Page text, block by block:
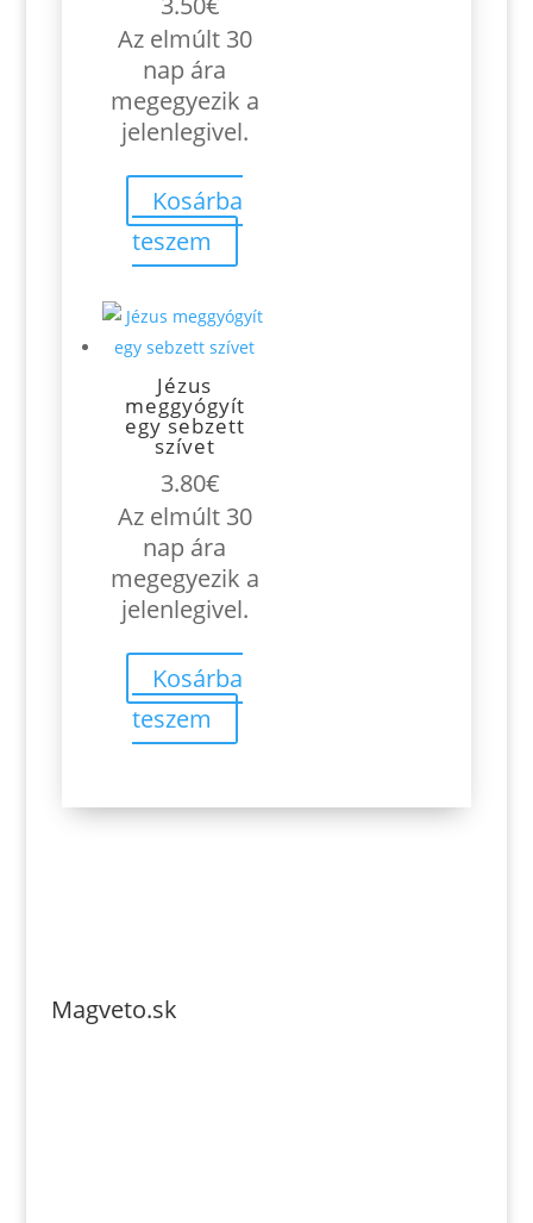
Az elmúlt 30
nap ára
megegyezik a
jelenlegivel.
Kosárba
teszem
Jézus
meggyógyít
egy sebzett
szívet
3.80€
Az elmúlt 30
nap ára
megegyezik a
jelenlegivel.
Kosárba
teszem
Magveto.sk